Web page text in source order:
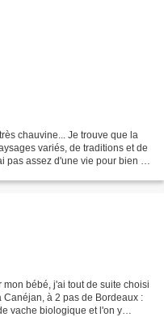
chauvine... Je trouve que la
variés, de traditions et de
assez d'une vie pour bien la
bébé, j'ai tout de suite choisi
à 2 pas de Bordeaux :
vache biologique et l'on y